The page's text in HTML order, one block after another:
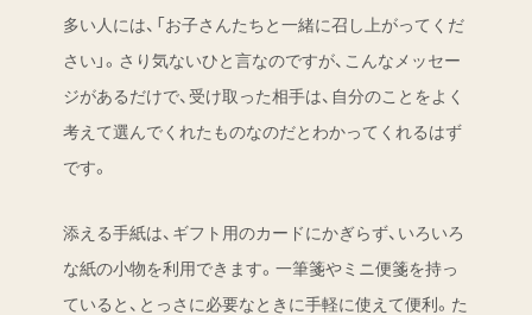
多い人には、「お子さんたちと一緒に召し上がってくだ
さい」。さり気ないひと言なのですが、こんなメッセー
ジがあるだけで、受け取った相手は、自分のことをよく
考えて選んでくれたものなのだとわかってくれるはず
です。
添える手紙は、ギフト用のカードにかぎらず、いろいろ
な紙の小物を利用できます。一筆箋やミニ便箋を持っ
ていると、とっさに必要なときに手軽に使えて便利。た